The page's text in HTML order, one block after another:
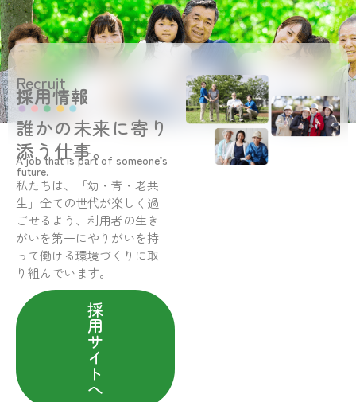
Recruit
採用情報
誰かの未来に寄り
添う仕事。
A job that is part of someone’s
future.
私たちは、「幼・青・老共
生」全ての世代が楽しく過
ごせるよう、利用者の生き
がいを第一にやりがいを持
って働ける環境づくりに取
り組んでいます。
採
用
サ
イ
ト
へ